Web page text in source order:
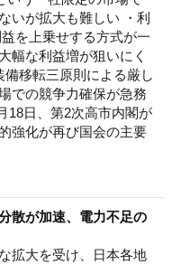
いが拡大も難しい ・利
を上乗せする方式が一
幅な利益増が狙いにく
移転三原則による厳し
での競争力確保が急務
日、第2次高市内閣が
強化が再び国会の主要
散が加速、電力不足の
拡大を受け、日本各地